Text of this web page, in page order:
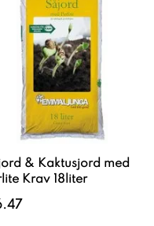
& Kaktusjord med
Krav 18liter